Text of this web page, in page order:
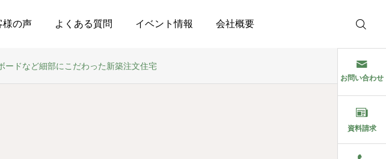
様の声 よくある質問 イベント情報 会社概要
お問い合わせ
資料請求
ードなど細部にこだわった新築注文住宅